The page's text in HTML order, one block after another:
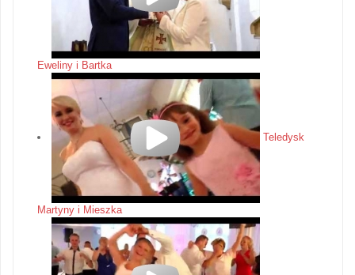
Eweliny i Bartka
Teledysk
Martyny i Mieszka